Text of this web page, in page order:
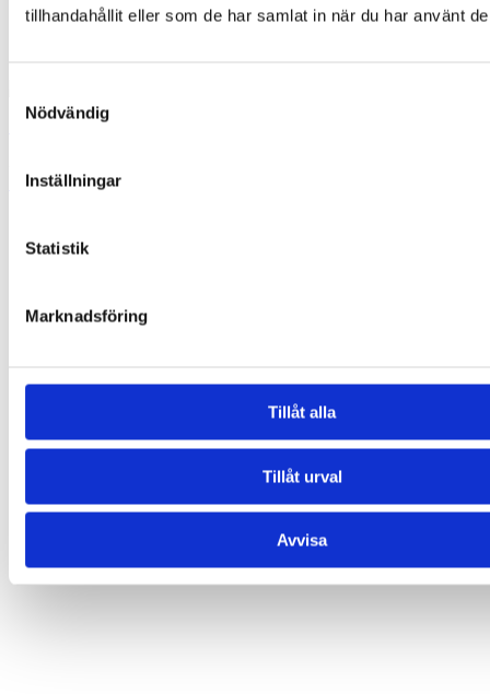
tillhandahållit eller som de har samlat in när du har använt
Nödvändig
Inställningar
Statistik
Marknadsföring
Tillåt alla
Tillåt urval
Avvisa
Lägg till i varukorg